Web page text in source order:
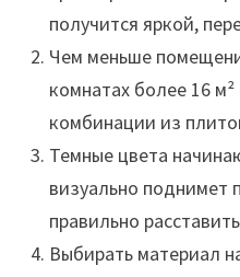
получится яркой,
Чем меньше
комнатах более 16
комбинации из
Темные цвета
визуально поднимет
правильно
Выбирать материал